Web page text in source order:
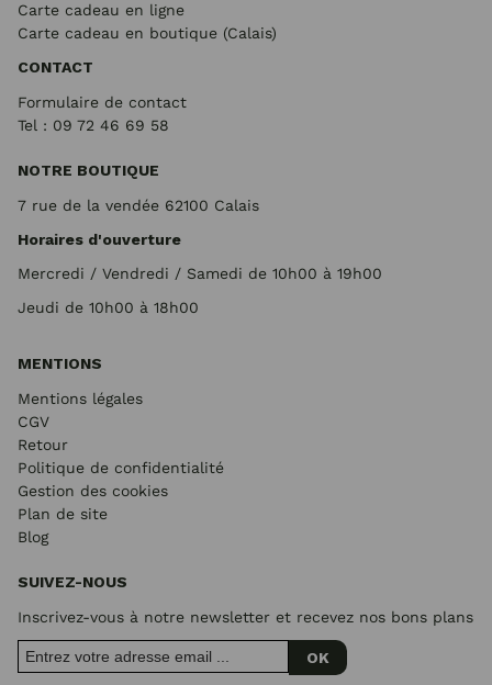
Carte cadeau en ligne
Carte cadeau en boutique (Calais)
CONTACT
Formulaire de contact
Tel : 09 72 46 69 58
NOTRE BOUTIQUE
7 rue de la vendée 62100 Calais
Horaires d'ouverture
Mercredi / Vendredi / Samedi de 10h00 à 19h00
Jeudi de 10h00 à 18h00
MENTIONS
Mentions légales
CGV
Retour
Politique de confidentialité
Gestion des cookies
Plan de site
Blog
SUIVEZ-NOUS
Inscrivez-vous à notre newsletter et recevez nos bons plans
OK